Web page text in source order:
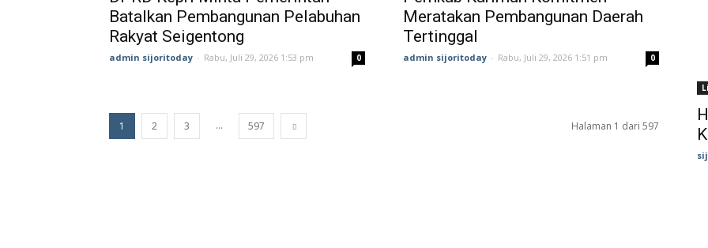
Batalkan Pembangunan Pelabuhan
Rakyat Seigentong
admin sijoritoday - Rabu, Juli 29, 2026 1:53 pm 0
Meratakan Pembangunan Daerah
Tertinggal
admin sijoritoday - Rabu, Juli 29, 2026 1:51 pm 0
1 2 3 ... 597 Halaman 1 dari 597